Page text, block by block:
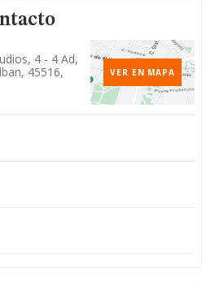
4 - 4 Ad,
45516,
VER EN MAPA